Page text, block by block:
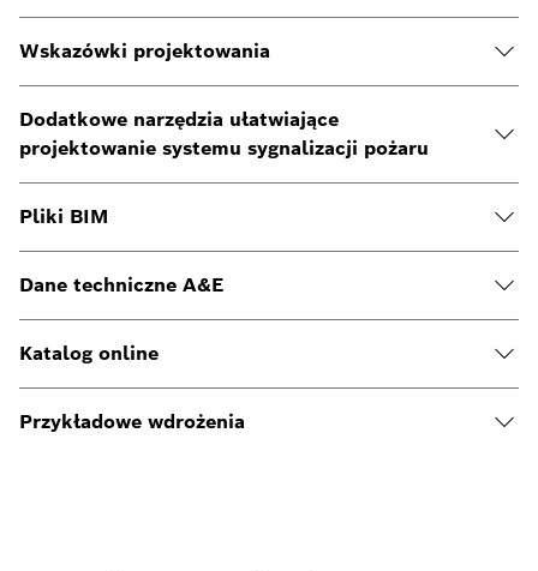
Wskazówki projektowania
Dodatkowe narzędzia ułatwiające
projektowanie systemu sygnalizacji pożaru
Pliki BIM
Dane techniczne A&E
Katalog online
Przykładowe wdrożenia